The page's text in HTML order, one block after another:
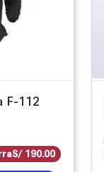
F-112
S/ 190.00